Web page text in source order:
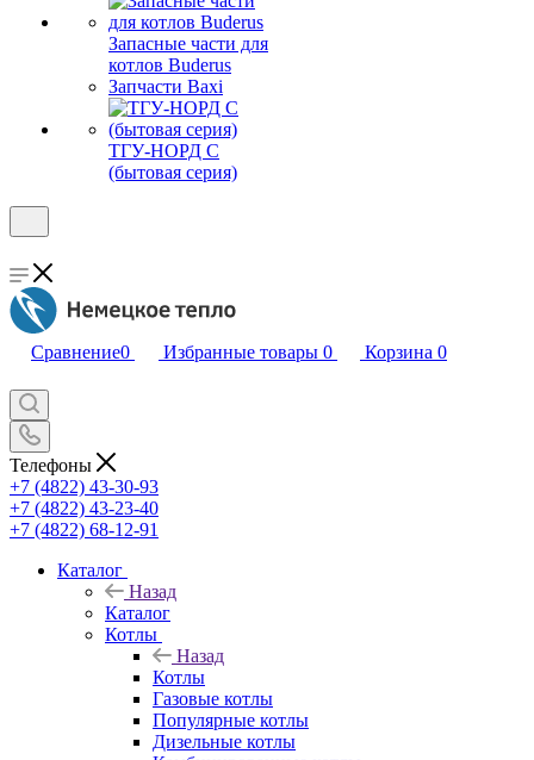
Запасные части для
котлов Buderus
Запчасти Baxi
ТГУ-НОРД С
(бытовая серия)
Сравнение0 Избранные товары 0 Корзина 0
Телефоны
+7 (4822) 43-30-93
+7 (4822) 43-23-40
+7 (4822) 68-12-91
Каталог
Назад
Каталог
Котлы
Назад
Котлы
Газовые котлы
Популярные котлы
Дизельные котлы